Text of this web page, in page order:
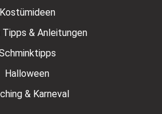
Kostümideen
& Anleitungen
Halloween
& Karneval